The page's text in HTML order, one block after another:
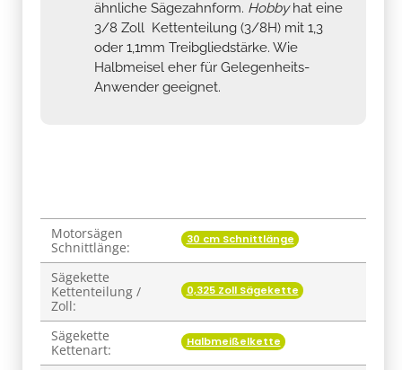
ähnliche Sägezahnform. Hobbyhat eine
3/8 Zoll Kettenteilung (3/8H) mit 1,3
oder 1,1mm Treibgliedstärke. Wie
Halbmeisel eher für Gelegenheits-
Anwender geeignet.
Produkteigenschaft
Wert
Motorsägen
Schnittlänge:
30 cm Schnittlänge
Sägekette
Kettenteilung /
Zoll:
0,325 Zoll Sägekette
Sägekette
Kettenart:
Halbmeißelkette